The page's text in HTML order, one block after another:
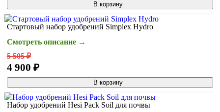
В корзину
Стартовый набор удобрений Simplex Hydro
Смотреть описание →
5 505 ₽
4 900 ₽
В корзину
Набор удобрений Hesi Pack Soil для почвы